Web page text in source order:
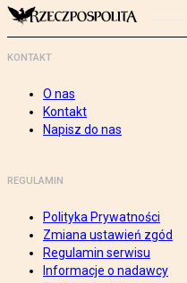
KONTAKT
O nas
Kontakt
Napisz do nas
REGULAMIN
Polityka Prywatności
Zmiana ustawień zgód
Regulamin serwisu
Informacje o nadawcy